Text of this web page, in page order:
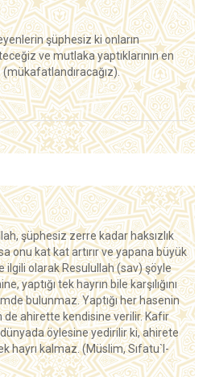
şüphesiz ki onların
ve mutlaka yaptıklarının en
(mükafatlandıracağız).
şüphesiz zerre kadar haksızlık
onu kat kat artırır ve yapana büyük
ilgili olarak Resulullah (sav) şöyle
yaptığı tek hayrın bile karşılığını
bulunmaz. Yaptığı her hasenin
de ahirette kendisine verilir. Kafir
dünyada öylesine yedirilir ki, ahirete
hayrı kalmaz. (Müslim, Sıfatu`l-